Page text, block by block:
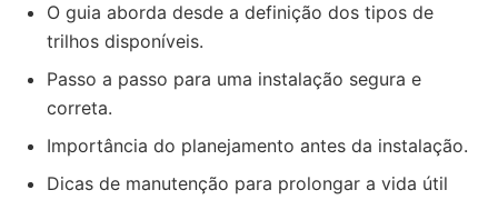
O guia aborda desde a definição dos tipos de
trilhos disponíveis.
Passo a passo para uma instalação segura e
correta.
Importância do planejamento antes da instalação.
Dicas de manutenção para prolongar a vida útil